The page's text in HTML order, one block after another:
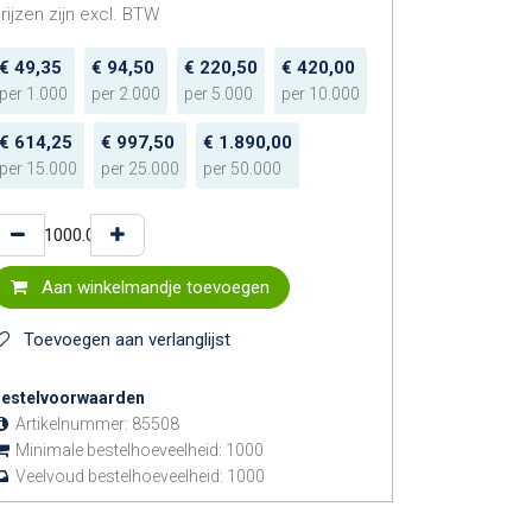
zijn excl. BTW
€ 49,35
per 1.000
€ 94,50
per 2.000
€ 220,50
per 5.000
€ 420,00
per 10.000
€ 614,25
per 15.000
€ 997,50
per 25.000
€ 1.890,00
per 50.000
Aan winkelmandje toevoegen
Toevoegen aan verlanglijst
Artikelnummer: 85508
Minimale bestelhoeveelheid: 1000
Veelvoud bestelhoeveelheid: 1000